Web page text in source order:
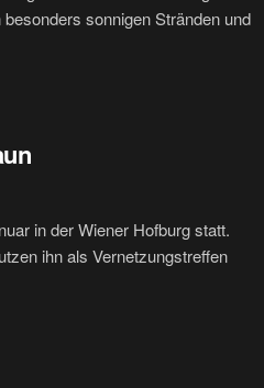
sonnigen Stränden und
in der Wiener Hofburg statt.
ihn als Vernetzungstreffen